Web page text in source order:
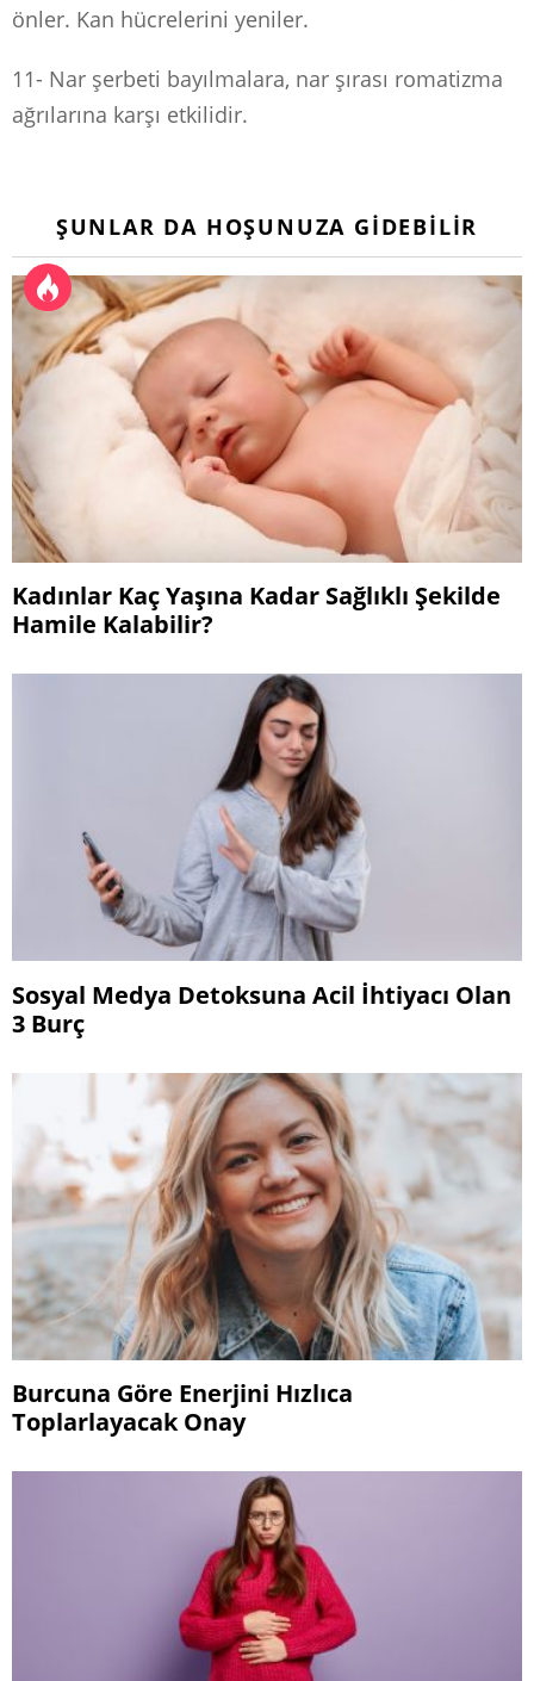
önler. Kan hücrelerini yeniler.
11- Nar şerbeti bayılmalara, nar şırası romatizma
ağrılarına karşı etkilidir.
ŞUNLAR DA HOŞUNUZA GIDEBILIR
Kadınlar Kaç Yaşına Kadar Sağlıklı Şekilde
Hamile Kalabilir?
Sosyal Medya Detoksuna Acil İhtiyacı Olan
3 Burç
Burcuna Göre Enerjini Hızlıca
Toplarlayacak Onay